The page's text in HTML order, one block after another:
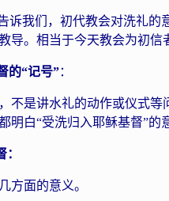
诉我们，初代教会对洗礼
导。相当于今天教会为初信
的“记号”：
不是讲水礼的动作或仪式
明白“受洗归入耶稣基督”的
方面的意义。